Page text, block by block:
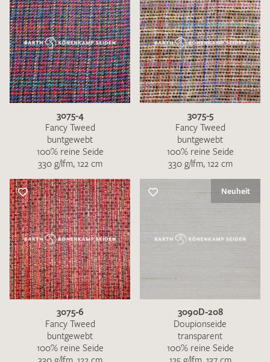
3075-4
Fancy Tweed
buntgewebt
100% reine Seide
330 g/lfm, 122 cm
3075-5
Fancy Tweed
buntgewebt
100% reine Seide
330 g/lfm, 122 cm
3075-6
Fancy Tweed
buntgewebt
100% reine Seide
330 g/lfm, 122 cm
Neuheit
3090D-208
Doupionseide
transparent
100% reine Seide
125 g/lfm, 137 cm